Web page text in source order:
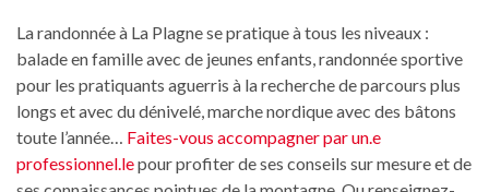
La randonnée à La Plagne se pratique à tous les niveaux :
balade en famille avec de jeunes enfants, randonnée sportive
pour les pratiquants aguerris à la recherche de parcours plus
longs et avec du dénivelé, marche nordique avec des bâtons
toute l’année… Faites-vous accompagner par un.e
professionnel.lepour profiter de ses conseils sur mesure et de